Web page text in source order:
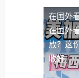
在国外
在国外
放？这
收好